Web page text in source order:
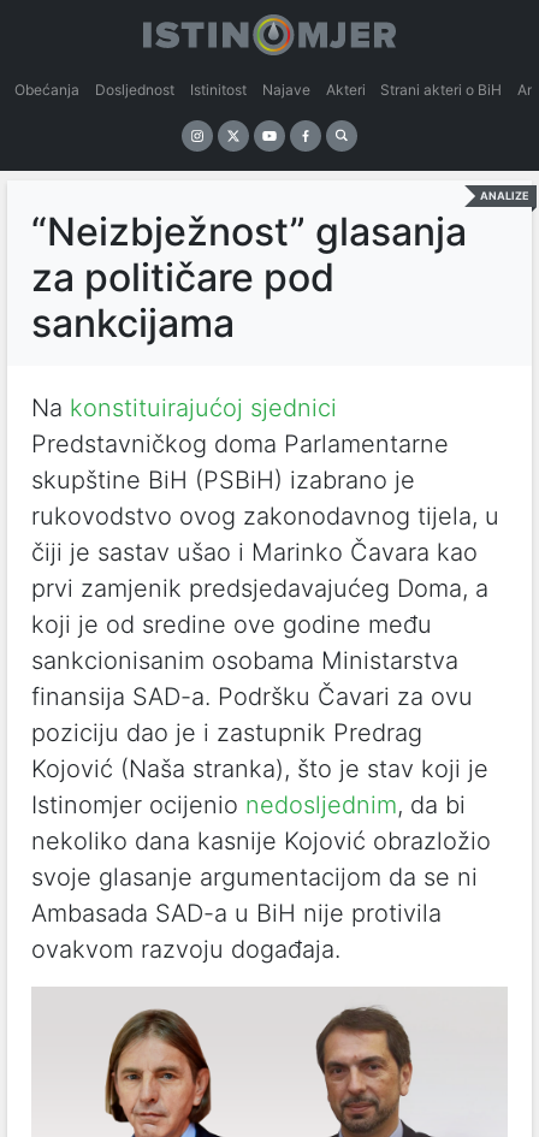
Obećanja Dosljednost Istinitost Najave Akteri Strani akteri o BiH
ANALIZE
“Neizbježnost” glasanja
za političare pod
sankcijama
Na konstituirajućoj sjednici
Predstavničkog doma Parlamentarne
skupštine BiH (PSBiH) izabrano je
rukovodstvo ovog zakonodavnog tijela, u
čiji je sastav ušao i Marinko Čavara kao
prvi zamjenik predsjedavajućeg Doma, a
koji je od sredine ove godine među
sankcionisanim osobama Ministarstva
finansija SAD-a. Podršku Čavari za ovu
poziciju dao je i zastupnik Predrag
Kojović (Naša stranka), što je stav koji je
Istinomjer ocijenio nedosljednim, da bi
nekoliko dana kasnije Kojović obrazložio
svoje glasanje argumentacijom da se ni
Ambasada SAD-a u BiH nije protivila
ovakvom razvoju događaja.